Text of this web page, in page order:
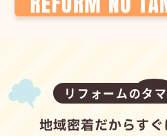
リフォームのタ
地域密着だからす